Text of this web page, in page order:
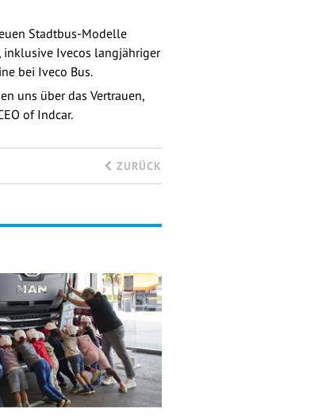
Stadtbus-Modelle
inklusive Ivecos langjähriger
bei Iveco Bus.
uns über das Vertrauen,
of Indcar.
ZURÜCK